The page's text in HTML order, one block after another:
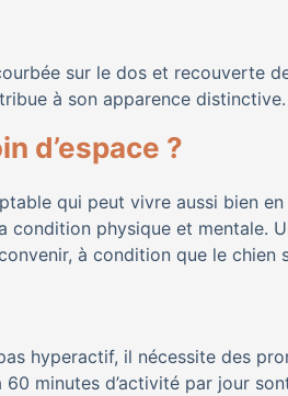
sur le dos et recouverte
à son apparence distinctive.
d’espace ?
qui peut vivre aussi bien
condition physique et mentale.
à condition que le chien
hyperactif, il nécessite des
minutes d’activité par jour